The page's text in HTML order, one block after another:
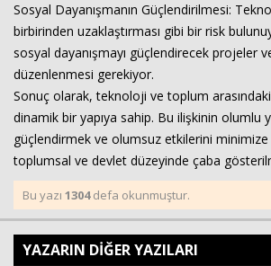
Sosyal Dayanışmanın Güçlendirilmesi:
birbirinden uzaklaştırması gibi bir risk
sosyal dayanışmayı güçlendirecek projeler
düzenlenmesi gerekiyor.
Sonuç olarak, teknoloji ve toplum
dinamik bir yapıya sahip. Bu ilişkinin olumlu
güçlendirmek ve olumsuz etkilerini
toplumsal ve devlet düzeyinde çaba
Bu yazı 1304defa okunmuştur.
YAZARIN DİĞER YAZILARI